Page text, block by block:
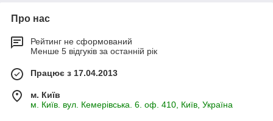
Про нас
Рейтинг не сформований
Менше 5 відгуків за останній рік
Працює з 17.04.2013
м. Київ
м. Київ. вул. Кемерівська. 6. оф. 410, Київ, Україна